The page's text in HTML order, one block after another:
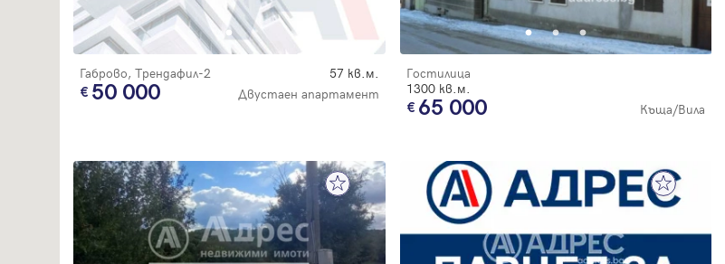
Габрово, Трендафил-2 57 кв.м.
50 000 Двустаен апартамент
Гостилица
1300 кв.м.
65 000 Къща/Вила
Парола
Забравена парола
Регистрация